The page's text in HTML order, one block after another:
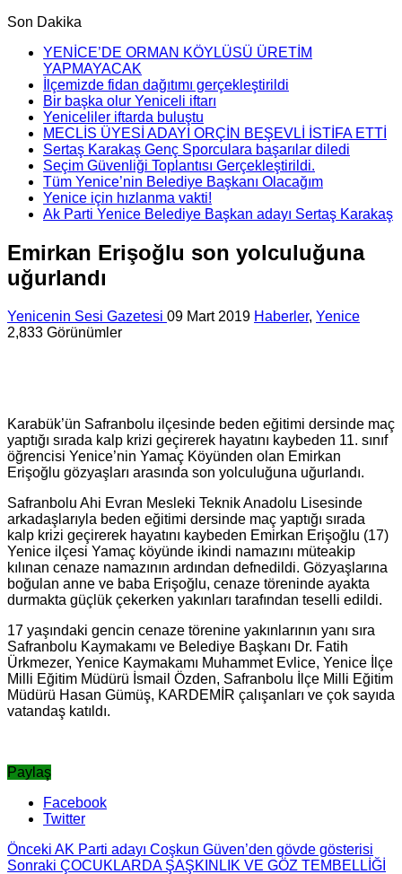
Son Dakika
YENİCE’DE ORMAN KÖYLÜSÜ ÜRETİM
YAPMAYACAK
İlçemizde fidan dağıtımı gerçekleştirildi
Bir başka olur Yeniceli iftarı
Yeniceliler iftarda buluştu
MECLİS ÜYESİ ADAYI ORÇİN BEŞEVLİ İSTİFA ETTİ
Sertaş Karakaş Genç Sporculara başarılar diledi
Seçim Güvenliği Toplantısı Gerçekleştirildi.
Tüm Yenice’nin Belediye Başkanı Olacağım
Yenice için hızlanma vakti!
Ak Parti Yenice Belediye Başkan adayı Sertaş Karakaş
Emirkan Erişoğlu son yolculuğuna
uğurlandı
Yenicenin Sesi Gazetesi 09 Mart 2019 Haberler, Yenice
2,833 Görünümler
Karabük’ün Safranbolu ilçesinde beden eğitimi dersinde maç
yaptığı sırada kalp krizi geçirerek hayatını kaybeden 11. sınıf
öğrencisi Yenice’nin Yamaç Köyünden olan Emirkan
Erişoğlu gözyaşları arasında son yolculuğuna uğurlandı.
Safranbolu Ahi Evran Mesleki Teknik Anadolu Lisesinde
arkadaşlarıyla beden eğitimi dersinde maç yaptığı sırada
kalp krizi geçirerek hayatını kaybeden Emirkan Erişoğlu (17)
Yenice ilçesi Yamaç köyünde ikindi namazını müteakip
kılınan cenaze namazının ardından defnedildi. Gözyaşlarına
boğulan anne ve baba Erişoğlu, cenaze töreninde ayakta
durmakta güçlük çekerken yakınları tarafından teselli edildi.
17 yaşındaki gencin cenaze törenine yakınlarının yanı sıra
Safranbolu Kaymakamı ve Belediye Başkanı Dr. Fatih
Ürkmezer, Yenice Kaymakamı Muhammet Evlice, Yenice İlçe
Milli Eğitim Müdürü İsmail Özden, Safranbolu İlçe Milli Eğitim
Müdürü Hasan Gümüş, KARDEMİR çalışanları ve çok sayıda
vatandaş katıldı.
Paylaş
Facebook
Twitter
Önceki AK Parti adayı Coşkun Güven’den gövde gösterisi
Sonraki ÇOCUKLARDA ŞAŞKINLIK VE GÖZ TEMBELLİĞİ